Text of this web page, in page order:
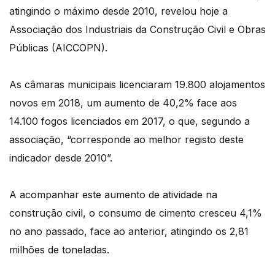
atingindo o máximo desde 2010, revelou hoje a
Associação dos Industriais da Construção Civil e Obras
Públicas (AICCOPN).
As câmaras municipais licenciaram 19.800 alojamentos
novos em 2018, um aumento de 40,2% face aos
14.100 fogos licenciados em 2017, o que, segundo a
associação, “corresponde ao melhor registo deste
indicador desde 2010”.
A acompanhar este aumento de atividade na
construção civil, o consumo de cimento cresceu 4,1%
no ano passado, face ao anterior, atingindo os 2,81
milhões de toneladas.